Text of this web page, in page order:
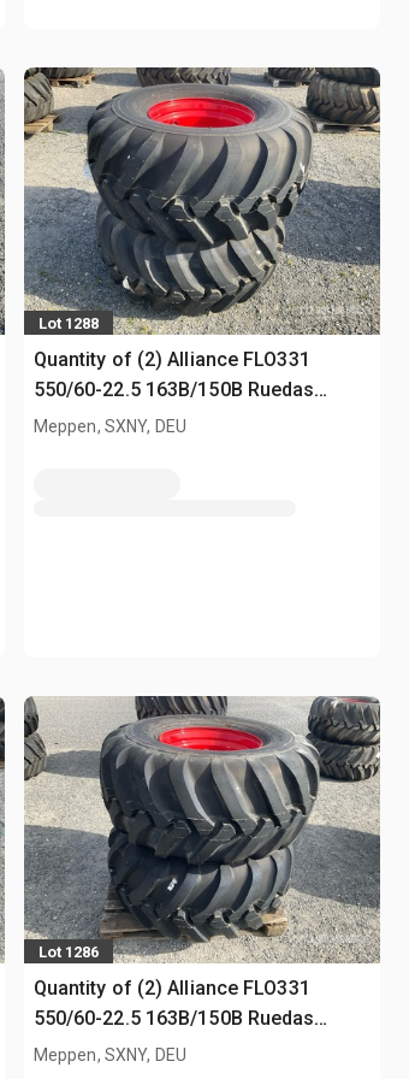
Lot 1288
Quantity of (2) Alliance FLO331
550/60-22.5 163B/150B Ruedas
(Unused)
Meppen, SXNY, DEU
Lot 1286
Quantity of (2) Alliance FLO331
550/60-22.5 163B/150B Ruedas
(Unused)
Meppen, SXNY, DEU